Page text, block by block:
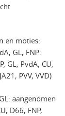
en moties:
GL, FNP:
GL, PvdA, CU,
PVV, VVD)
aangenomen
D66, FNP,